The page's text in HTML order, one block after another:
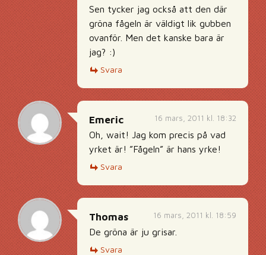
Sen tycker jag också att den där
gröna fågeln är väldigt lik gubben
ovanför. Men det kanske bara är
jag? :)
Svara
16 mars, 2011 kl. 18:32
Emeric
Oh, wait! Jag kom precis på vad
yrket är! ”Fågeln” är hans yrke!
Svara
16 mars, 2011 kl. 18:59
Thomas
De gröna är ju grisar.
Svara